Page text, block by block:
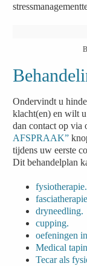
Ondervindt u
klacht(en) en wilt
dan contact op via
AFSPRAAK”
tijdens uw eerste
Dit behandelplan
fysiotherapie.
dryneedling.
cupping.
oefeningen
Medical
Tecar als